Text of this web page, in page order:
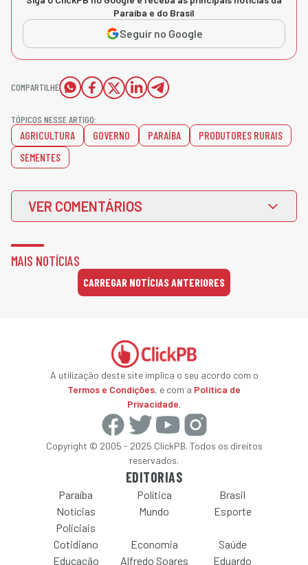
Paraíba e do Brasil
Seguir no Google
COMPARTILHE
TÓPICOS NESSE ARTIGO:
AGRICULTURA GOVERNO PARAÍBA
PRODUTORES RURAIS
SEMENTES
VER COMENTÁRIOS
MAIS NOTÍCIAS
CARREGAR NOTÍCIAS ANTERIORES
A utilização deste site implica o seu acordo com o
Termos e Condições, e com a Política de
Privacidade.
Copyright © 2005 - 2025 ClickPB. Todos os direitos
reservados.
EDITORIAS
Paraíba Política
Brasil
Notícias
Policiais
Mundo Esporte
Cotidiano Economia
Saúde
Educação
Alfredo Soares Eduardo